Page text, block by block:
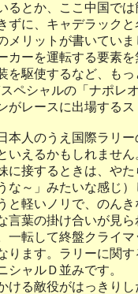
るとか、ここ中国で
ずに、キャデラック
メリットが書いてい
カーを運転する要素
を駆使するなど、も
ペシャルの「ナポレ
がレースに出場する
人のうえ国際ラリ
いえるかもしれませ
に接するときは、や
な～」みたいな感じ
軽いノリで、のん
言葉の掛け合いが見
一転して終盤クライ
ります。ラリーに関
シャルＤ並みです。
る敵役がはっきり